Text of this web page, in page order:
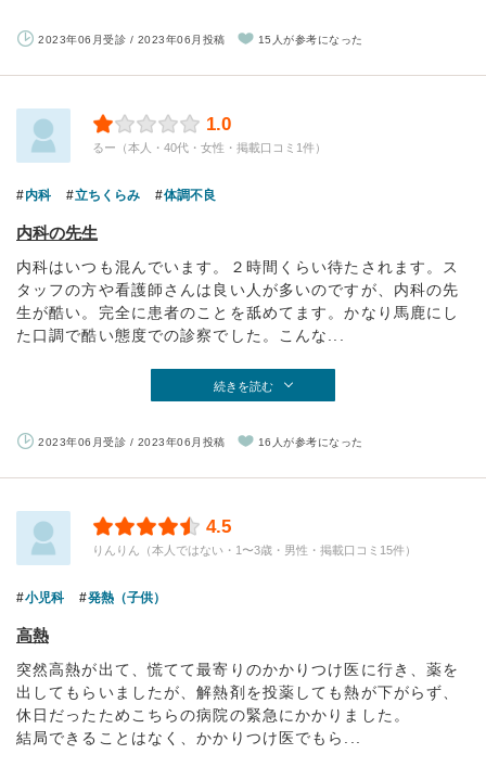
2023年06月受診 / 2023年06月投稿 15人が参考になった
1.0
るー（本人・40代・女性・掲載口コミ1件）
内科 立ちくらみ 体調不良
内科の先生
内科はいつも混んでいます。２時間くらい待たされます。ス
タッフの方や看護師さんは良い人が多いのですが、内科の先
生が酷い。完全に患者のことを舐めてます。かなり馬鹿にし
た口調で酷い態度での診察でした。こんな...
続きを読む
2023年06月受診 / 2023年06月投稿 16人が参考になった
4.5
りんりん（本人ではない・1〜3歳・男性・掲載口コミ15件）
小児科 発熱（子供）
高熱
突然高熱が出て、慌てて最寄りのかかりつけ医に行き、薬を
出してもらいましたが、解熱剤を投薬しても熱が下がらず、
休日だったためこちらの病院の緊急にかかりました。
結局できることはなく、かかりつけ医でもら...